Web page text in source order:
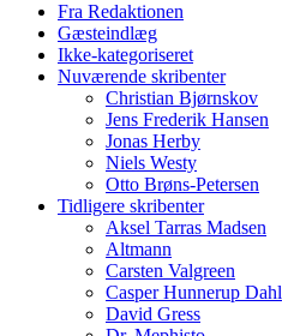
Fra Redaktionen
Gæsteindlæg
Ikke-kategoriseret
Nuværende skribenter
Christian Bjørnskov
Jens Frederik Hansen
Jonas Herby
Niels Westy
Otto Brøns-Petersen
Tidligere skribenter
Aksel Tarras Madsen
Altmann
Carsten Valgreen
Casper Hunnerup Dahl
David Gress